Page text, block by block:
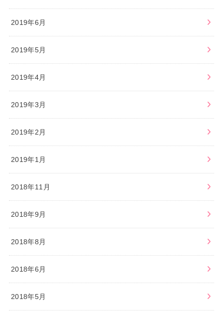
2019年6月
2019年5月
2019年4月
2019年3月
2019年2月
2019年1月
2018年11月
2018年9月
2018年8月
2018年6月
2018年5月